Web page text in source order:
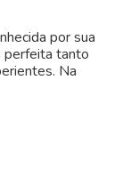
por sua
perfeita tanto
Na